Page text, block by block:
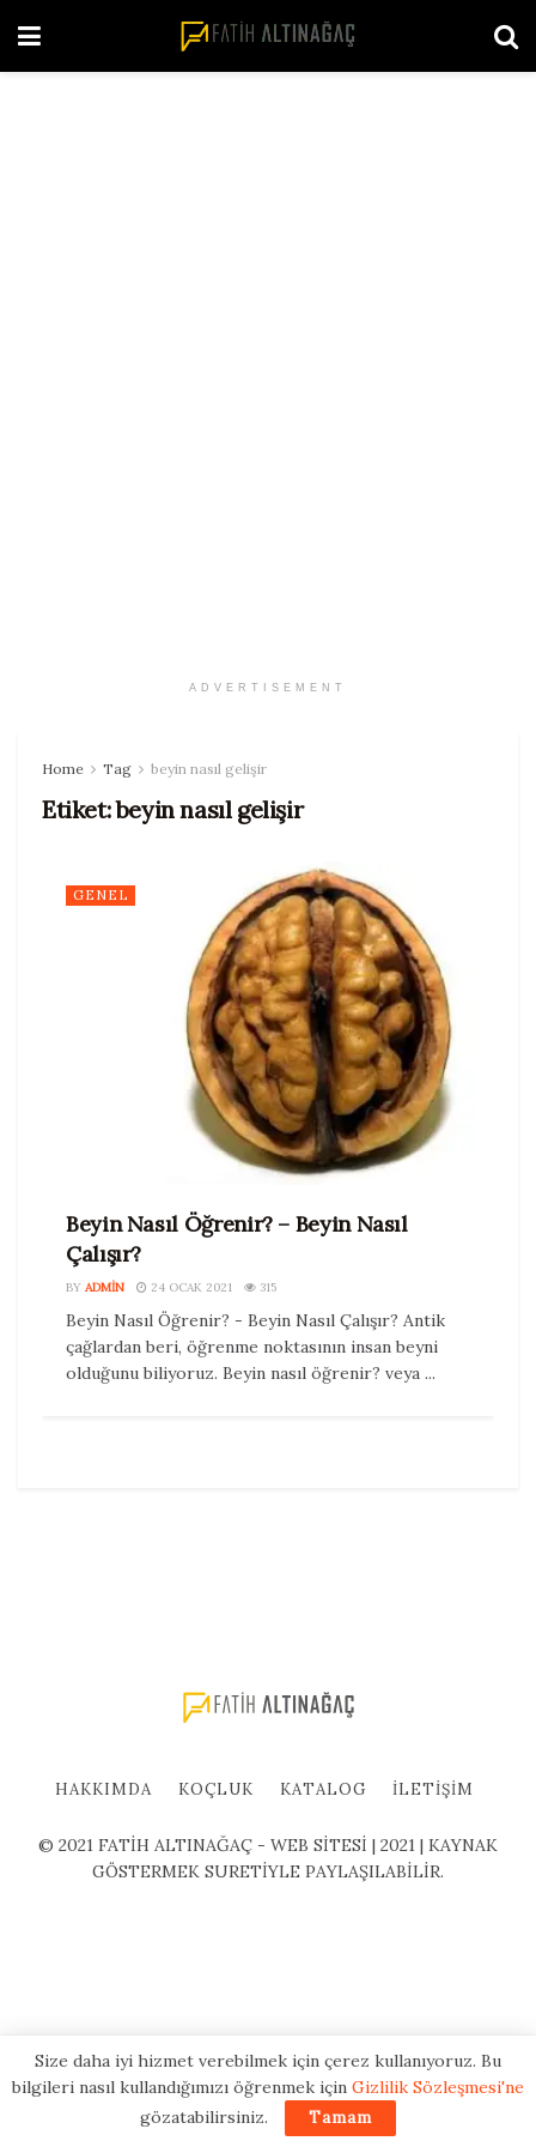
ADVERTISEMENT
Home Tag beyin nasıl gelişir
Etiket:beyin nasıl gelişir
GENEL
Beyin Nasıl Öğrenir? – Beyin Nasıl
Çalışır?
BY ADMIN 24 OCAK 2021 315
Beyin Nasıl Öğrenir? - Beyin Nasıl Çalışır? Antik
çağlardan beri, öğrenme noktasının insan beyni
olduğunu biliyoruz. Beyin nasıl öğrenir? veya ...
HAKKIMDA KOÇLUK KATALOG İLETIŞIM
© 2021 FATİH ALTINAĞAÇ - WEB SİTESİ | 2021 | KAYNAK
GÖSTERMEK SURETİYLE PAYLAŞILABİLİR.
Size daha iyi hizmet verebilmek için çerez kullanıyoruz. Bu
bilgileri nasıl kullandığımızı öğrenmek için Gizlilik Sözleşmesi'ne
gözatabilirsiniz.
Tamam